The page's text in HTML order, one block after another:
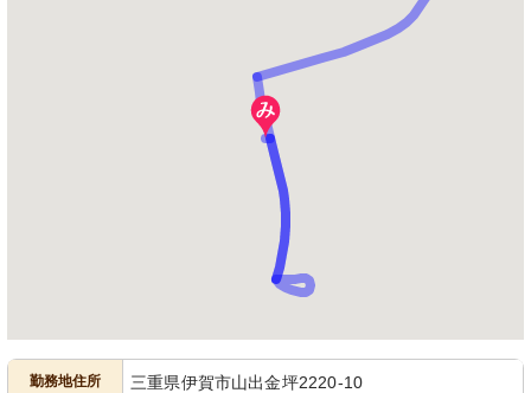
勤務地住所 三重県伊賀市山出金坪2220-10